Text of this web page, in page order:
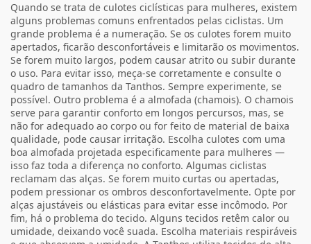
Quando se trata de culotes ciclísticas para mulheres, existem
alguns problemas comuns enfrentados pelas ciclistas. Um
grande problema é a numeração. Se os culotes forem muito
apertados, ficarão desconfortáveis e limitarão os movimentos.
Se forem muito largos, podem causar atrito ou subir durante
o uso. Para evitar isso, meça-se corretamente e consulte o
quadro de tamanhos da Tanthos. Sempre experimente, se
possível. Outro problema é a almofada (chamois). O chamois
serve para garantir conforto em longos percursos, mas, se
não for adequado ao corpo ou for feito de material de baixa
qualidade, pode causar irritação. Escolha culotes com uma
boa almofada projetada especificamente para mulheres —
isso faz toda a diferença no conforto. Algumas ciclistas
reclamam das alças. Se forem muito curtas ou apertadas,
podem pressionar os ombros desconfortavelmente. Opte por
alças ajustáveis ou elásticas para evitar esse incômodo. Por
fim, há o problema do tecido. Alguns tecidos retêm calor ou
umidade, deixando você suada. Escolha materiais respiráveis